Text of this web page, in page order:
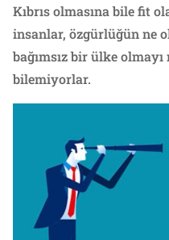
Kıbrıs olmasına bile fit
insanlar, özgürlüğün ne
bağımsız bir ülke
bilemiyorlar.